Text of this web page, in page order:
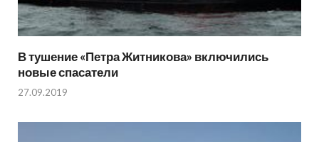
В тушение «Петра Житникова» включились
новые спасатели
27.09.2019